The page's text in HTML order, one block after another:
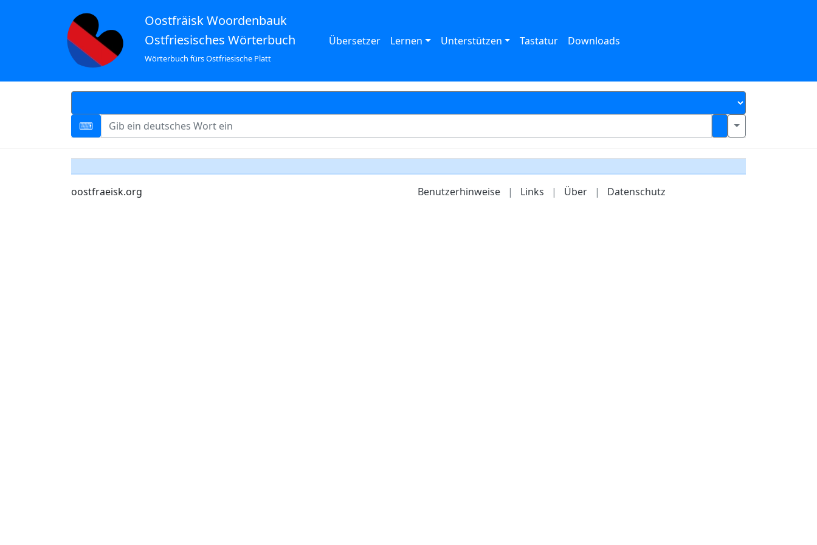
Oostfräisk Woordenbauk
Ostfriesisches Wörterbuch
Wörterbuch fürs Ostfriesische Platt
Übersetzer Lernen Unterstützen Tastatur Downloads
oostfraeisk.org Benutzerhinweise | Links | Über | Datenschutz